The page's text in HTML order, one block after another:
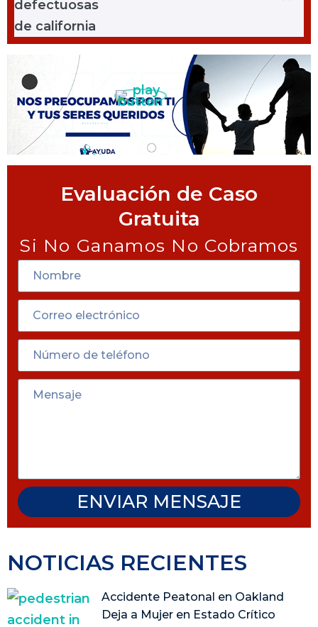
Evaluación de Caso
Gratuita
Si No Ganamos No Cobramos
ENVIAR MENSAJE
NOTICIAS RECIENTES
Accidente Peatonal en Oakland
Deja a Mujer en Estado Crítico